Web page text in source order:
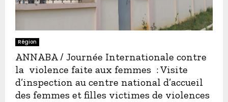
Région
ANNABA / Journée Internationale contre
la violence faite aux femmes : Visite
d’inspection au centre national d’accueil
des femmes et filles victimes de violences